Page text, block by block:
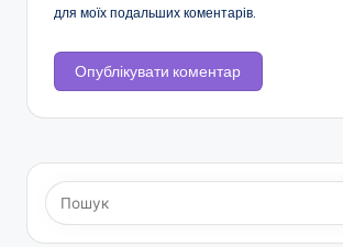
для моїх подальших коментарів.